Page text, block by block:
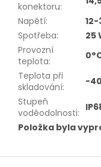
konektoru:
Napětí:
12-
Spotřeba:
25
Provozní
teplota:
Teplota při
skladování:
-
Stupeň
voděodolnosti:
Položka byla